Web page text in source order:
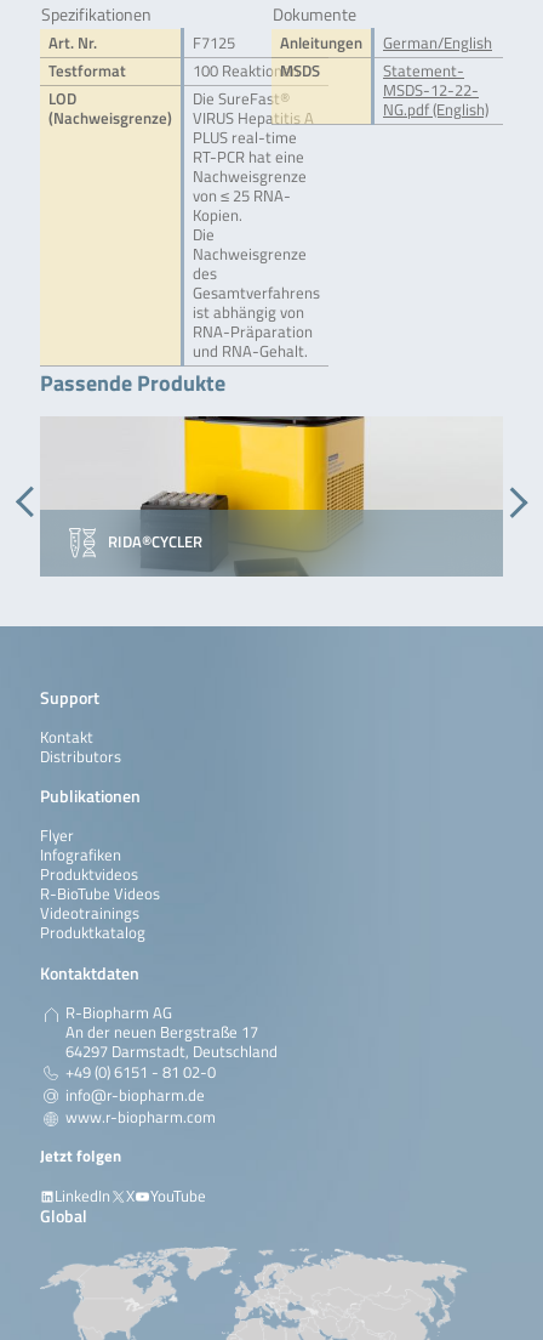
Spezifikationen
Art. Nr.
F7125
Testformat
100 Reaktionen
LOD
(Nachweisgrenze)
Die SureFast®
VIRUS Hepatitis A
PLUS real-time
RT-PCR hat eine
Nachweisgrenze
von ≤ 25 RNA-
Kopien.
Die
Nachweisgrenze
des
Gesamtverfahrens
ist abhängig von
RNA-Präparation
und RNA-Gehalt.
Dokumente
Anleitungen
German/English
MSDS
Statement-
MSDS-12-22-
NG.pdf (English)
Passende Produkte
RIDA®CYCLER
Support
Kontakt
Distributors
Publikationen
Flyer
Infografiken
Produktvideos
R-BioTube Videos
Videotrainings
Produktkatalog
Kontaktdaten
R-Biopharm AG
An der neuen Bergstraße 17
64297 Darmstadt, Deutschland
+49 (0) 6151 - 81 02-0
info@r-biopharm.de
www.r-biopharm.com
Jetzt folgen
LinkedIn
X YouTube
Global